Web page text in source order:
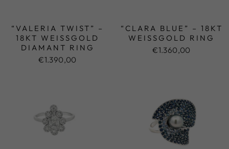
“VALERIA TWIST” –
18KT WEISSGOLD D
IAMANT RING
€1.390,00
“CLARA BLUE” – 18KT
WEISSGOLD RING
€1.360,00